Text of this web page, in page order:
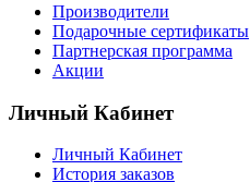
Производители
Подарочные сертификаты
Партнерская программа
Акции
Личный Кабинет
Личный Кабинет
История заказов